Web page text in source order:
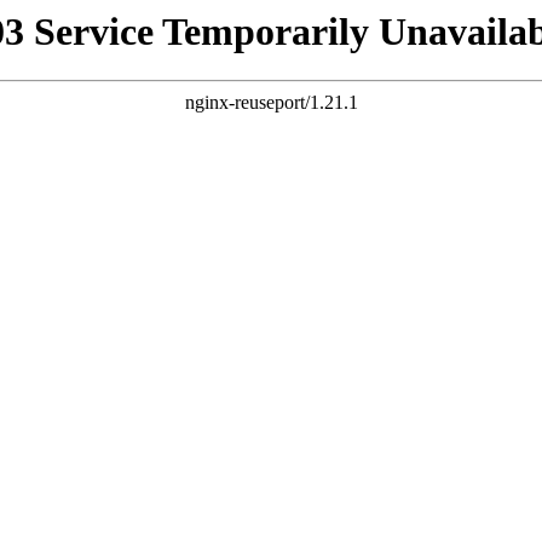
Service Temporarily
nginx-reuseport/1.21.1